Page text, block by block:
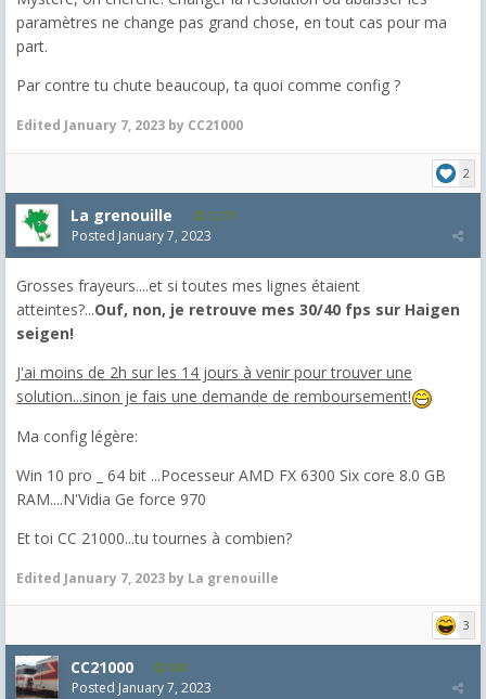
paramètres ne change pas grand chose, en tout cas pour ma
part.
Par contre tu chute beaucoup, ta quoi comme config ?
Edited January 7, 2023 by CC21000
2
La grenouille 3,271
Posted January 7, 2023
Grosses frayeurs....et si toutes mes lignes étaient
atteintes?...Ouf, non, je retrouve mes 30/40 fps sur Haigen
seigen!
J'ai moins de 2h sur les 14 jours à venir pour trouver une
solution...sinon je fais une demande de remboursement!
Ma config légère:
Win 10 pro _ 64 bit ...Pocesseur AMD FX 6300 Six core 8.0 GB
RAM....N'Vidia Ge force 970
Et toi CC 21000...tu tournes à combien?
Edited January 7, 2023 by La grenouille
3
CC21000 608
Posted January 7, 2023